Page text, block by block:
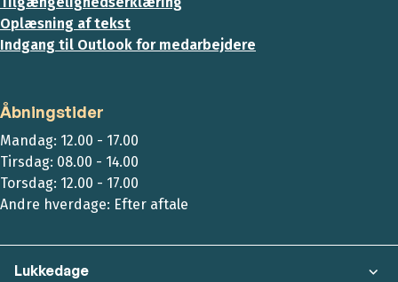
Oplæsning af tekst
Indgang til Outlook for medarbejdere
Åbningstider
Mandag: 12.00 - 17.00
Tirsdag: 08.00 - 14.00
Torsdag: 12.00 - 17.00
Andre hverdage: Efter aftale
Lukkedage